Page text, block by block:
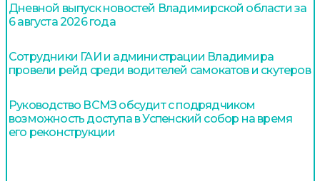
Дневной выпуск новостей Владимирской области за
6 августа 2026 года
Сотрудники ГАИ и администрации Владимира
провели рейд среди водителей самокатов и скутеров
Руководство ВСМЗ обсудит с подрядчиком
возможность доступа в Успенский собор на время
его реконструкции